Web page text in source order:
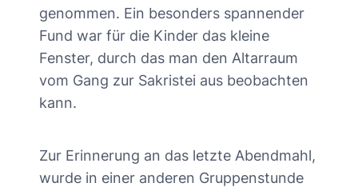
genommen. Ein besonders spannender
Fund war für die Kinder das kleine
Fenster, durch das man den Altarraum
vom Gang zur Sakristei aus beobachten
kann.
Zur Erinnerung an das letzte Abendmahl,
wurde in einer anderen Gruppenstunde